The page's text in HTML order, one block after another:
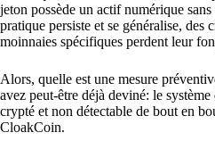
jeton possède un actif numérique
pratique persiste et se généralise, des
moinnaies spécifiques perdent leur
Alors, quelle est une mesure
avez peut-être déjà deviné: le système
crypté et non détectable de bout en
CloakCoin.